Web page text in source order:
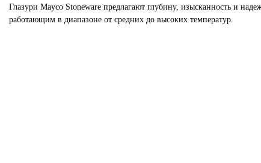
Глазури Mayco Stoneware предлагают глубину, изысканность и
работающим в диапазоне от средних до высоких температур.